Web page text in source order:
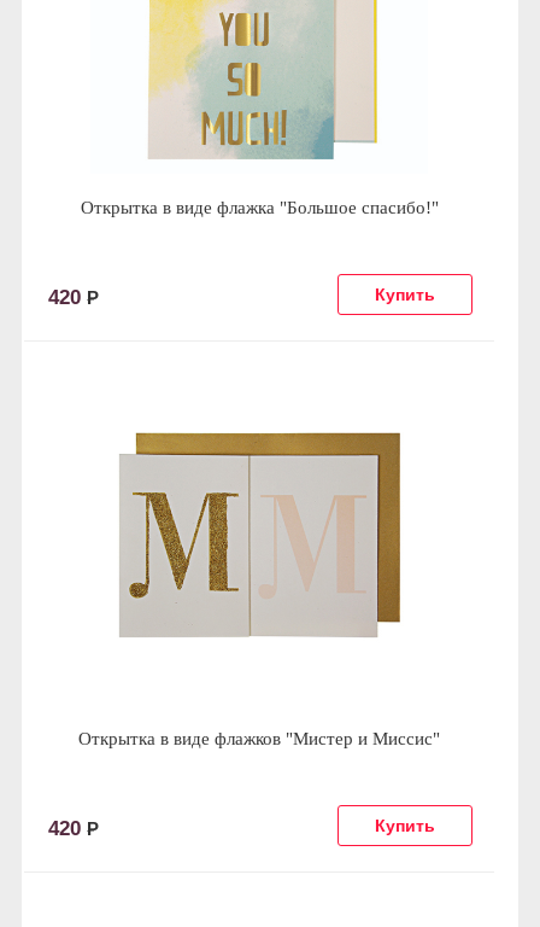
Открытка в виде флажка "Большое спасибо!"
420 Р
Открытка в виде флажков "Мистер и Миссис"
420 Р